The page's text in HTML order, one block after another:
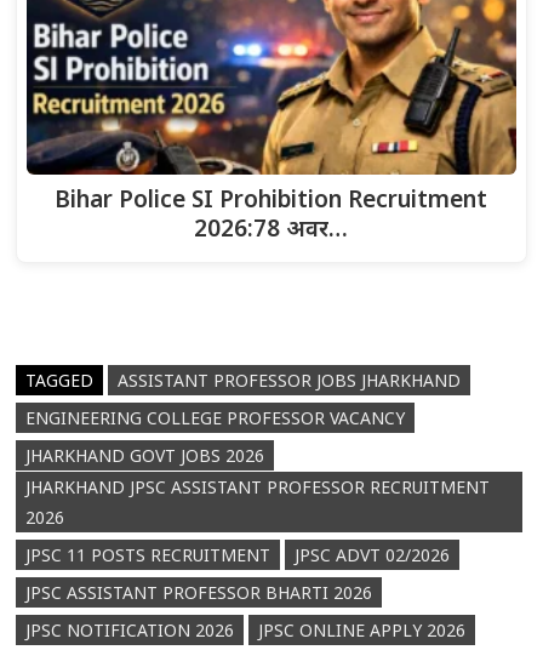
Bihar Police SI Prohibition Recruitment
2026:78 अवर…
TAGGED
ASSISTANT PROFESSOR JOBS JHARKHAND
ENGINEERING COLLEGE PROFESSOR VACANCY
JHARKHAND GOVT JOBS 2026
JHARKHAND JPSC ASSISTANT PROFESSOR RECRUITMENT
2026
JPSC 11 POSTS RECRUITMENT
JPSC ADVT 02/2026
JPSC ASSISTANT PROFESSOR BHARTI 2026
JPSC NOTIFICATION 2026
JPSC ONLINE APPLY 2026